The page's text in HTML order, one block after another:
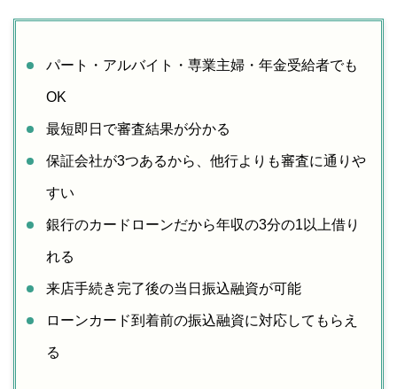
パート・アルバイト・専業主婦・年金受給者でも
OK
最短即日で審査結果が分かる
保証会社が3つあるから、他行よりも審査に通りや
すい
銀行のカードローンだから年収の3分の1以上借り
れる
来店手続き完了後の当日振込融資が可能
ローンカード到着前の振込融資に対応してもらえ
る